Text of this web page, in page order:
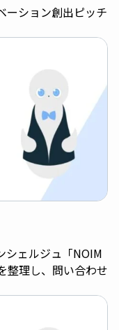
ーション創出ピッチ
シェルジュ「NOIM
整理し、問い合わせ